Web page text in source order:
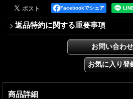
Facebookでシェア
返品特約に関する重要事項
商品詳細